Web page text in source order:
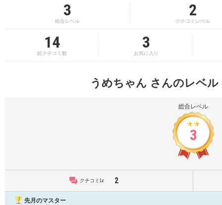
3
総合レベル
2
クチコミレベル
14
総クチコミ数
3
お気に入り
うめちゃん さんのレベル
総合レベル
3
クチコミLv. 2
先月のマスター